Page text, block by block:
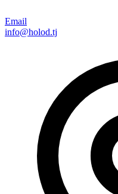
Email
info@holod.tj